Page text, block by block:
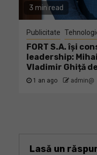
3 min read
Publicitate
FORT S.A. își
leadership:
Vladimir Ghiță
1 an ago admin@
Lasă un